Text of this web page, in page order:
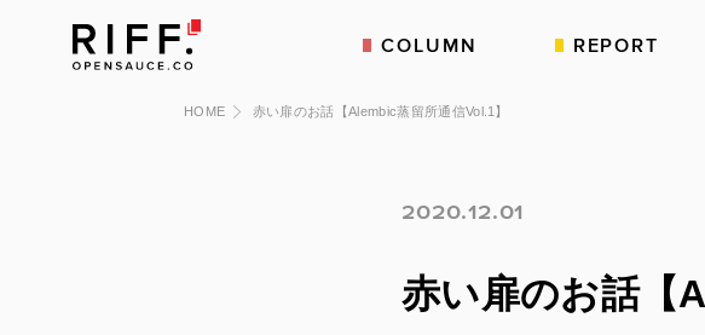
COLUMN REPORT
HOME 赤い扉のお話【Alembic蒸留所通信Vol.1】
2020.12.01
赤い扉のお話【